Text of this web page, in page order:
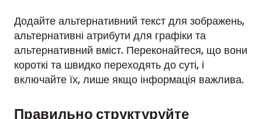
Додайте альтернативний текст для зображень,
альтернативні атрибути для графіки та
альтернативний вміст. Переконайтеся, що вони
короткі та швидко переходять до суті, і
включайте їх, лише якщо інформація важлива.
Правильно структуруйте